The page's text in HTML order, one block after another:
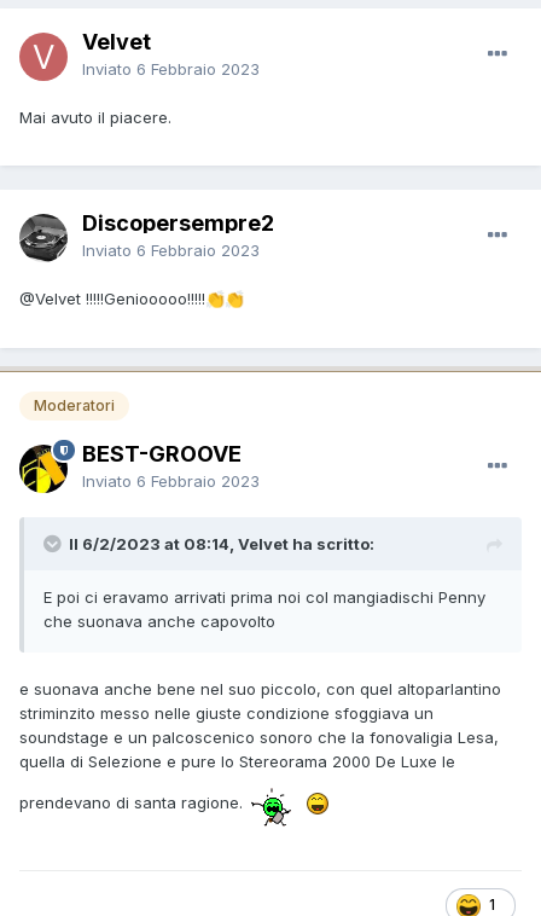
Velvet
Inviato 6 Febbraio 2023
Mai avuto il piacere.
Discopersempre2
Inviato 6 Febbraio 2023
@Velvet !!!!!Geniooooo!!!!!👏👏
Moderatori
BEST-GROOVE
Inviato 6 Febbraio 2023
Il 6/2/2023 at 08:14, Velvet ha scritto:
E poi ci eravamo arrivati prima noi col mangiadischi Penny
che suonava anche capovolto
e suonava anche bene nel suo piccolo, con quel altoparlantino
striminzito messo nelle giuste condizione sfoggiava un
soundstage e un palcoscenico sonoro che la fonovaligia Lesa,
quella di Selezione e pure lo Stereorama 2000 De Luxe le
prendevano di santa ragione.
1